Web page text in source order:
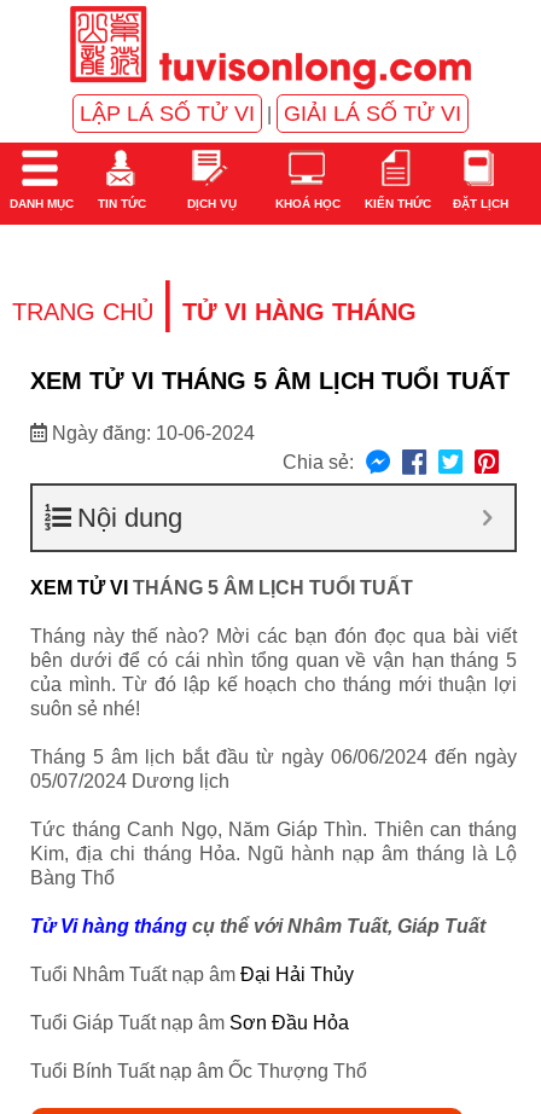
LẬP LÁ SỐ TỬ VI GIẢI LÁ SỐ TỬ VI
DANH MỤC TIN TỨC DỊCH VỤ KHOÁ HỌC KIẾN THỨC ĐẶT LỊCH
TRANG CHỦ | TỬ VI HÀNG THÁNG
XEM TỬ VI THÁNG 5 ÂM LỊCH TUỔI TUẤT
Ngày đăng: 10-06-2024
Chia sẻ:
Nội dung
XEM TỬ VI THÁNG 5 ÂM LỊCH TUỔI TUẤT
Tháng này thế nào? Mời các bạn đón đọc qua bài viết
bên dưới để có cái nhìn tổng quan về vận hạn tháng 5
của mình. Từ đó lập kế hoạch cho tháng mới thuận lợi
suôn sẻ nhé!
Tháng 5 âm lịch bắt đầu từ ngày 06/06/2024 đến ngày
05/07/2024 Dương lịch
Tức tháng Canh Ngọ, Năm Giáp Thìn. Thiên can tháng
Kim, địa chi tháng Hỏa. Ngũ hành nạp âm tháng là Lộ
Bàng Thổ
Tử Vi hàng tháng cụ thể với Nhâm Tuất, Giáp Tuất
Tuổi Nhâm Tuất nạp âm Đại Hải Thủy
Tuổi Giáp Tuất nạp âm Sơn Đầu Hỏa
Tuổi Bính Tuất nạp âm Ốc Thượng Thổ